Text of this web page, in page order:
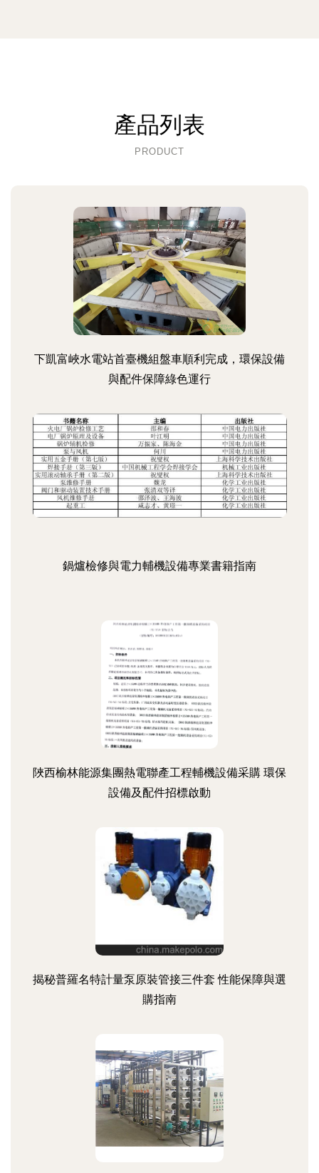
產品列表
PRODUCT
下凱富峽水電站首臺機組盤車順利完成，環保設備
與配件保障綠色運行
鍋爐檢修與電力輔機設備專業書籍指南
陜西榆林能源集團熱電聯產工程輔機設備采購 環保
設備及配件招標啟動
揭秘普羅名特計量泵原裝管接三件套 性能保障與選
購指南